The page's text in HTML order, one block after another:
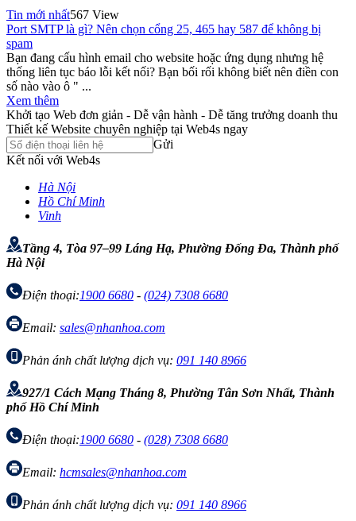
Tin mới nhất567 View
Port SMTP là gì? Nên chọn cổng 25, 465 hay 587 để không bị
spam
Bạn đang cấu hình email cho website hoặc ứng dụng nhưng hệ
thống liên tục báo lỗi kết nối? Bạn bối rối không biết nên điền con
số nào vào ô " ...
Xem thêm
Khởi tạo Web đơn giản - Dễ vận hành - Dễ tăng trưởng doanh thu
Thiết kế Website chuyên nghiệp tại Web4s ngay
Gửi
Kết nối với Web4s
Hà Nội
Hồ Chí Minh
Vinh
Tầng 4, Tòa 97–99 Láng Hạ, Phường Đống Đa, Thành phố
Hà Nội
Điện thoại:1900 6680 - (024) 7308 6680
Email: sales@nhanhoa.com
Phản ánh chất lượng dịch vụ: 091 140 8966
927/1 Cách Mạng Tháng 8, Phường Tân Sơn Nhất, Thành
phố Hồ Chí Minh
Điện thoại:1900 6680 - (028) 7308 6680
Email: hcmsales@nhanhoa.com
Phản ánh chất lượng dịch vụ: 091 140 8966